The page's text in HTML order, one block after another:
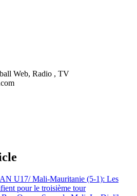
Web, Radio , TV
U17/ Mali-Mauritanie (5-1): Les
pour le troisième tour